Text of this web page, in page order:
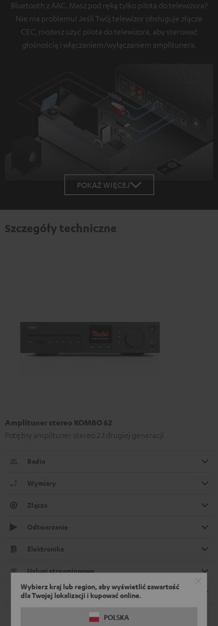
Wybierz kraj lub region, aby wyświetlić zawartość
dla Twojej lokalizacji i kupować online.
POLSKA
Bluetooth z AAC. Masz pod ręką tylko pilota do telewizora?
Nie ma problemu! Jeśli Twój telewizor obsługuje złącze
CEC, możesz użyć pilota do telewizora, aby sterować
głośnością i włączaniem/wyłączaniem amplitunera.
POKAŻ WIĘCEJ
Szczegóły techniczne
Amplituner stereo KOMBO 62
Potężny amplituner stereo 2.1 drugiej generacji
Radio
Wymiary
Złącza
Odtwarzanie
Elektronika
Usługi streamingowe
Pilot zdalnego sterowania